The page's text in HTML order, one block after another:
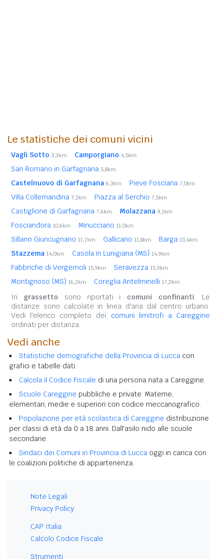
Le statistiche dei comuni vicini
Vagli Sotto 3,3km Camporgiano 4,5km
San Romano in Garfagnana 5,8km
Castelnuovo di Garfagnana 6,3km Pieve Fosciana 7,0km
Villa Collemandina 7,2km Piazza al Serchio 7,5km
Castiglione di Garfagnana 7,6km Molazzana 9,1km
Fosciandora 10,6km Minucciano 11,0km
Sillano Giuncugnano 11,7km Gallicano 11,8km Barga 13,4km
Stazzema 14,0km Casola in Lunigiana (MS) 14,9km
Fabbriche di Vergemoli 15,9km Seravezza 15,9km
Montignoso (MS) 16,2km Coreglia Antelminelli 17,2km
In grassetto sono riportati i comuni confinanti. Le
distanze sono calcolate in linea d'aria dal centro urbano.
Vedi l'elenco completo dei comuni limitrofi a Careggine
ordinati per distanza.
Vedi anche
Statistiche demografiche della Provincia di Lucca con
grafici e tabelle dati.
Calcola il Codice Fiscale di una persona nata a Careggine.
Scuole Careggine pubbliche e private. Materne,
elementari, medie e superiori con codice meccanografico.
Popolazione per età scolastica di Careggine distribuzione
per classi di età da 0 a 18 anni. Dall'asilo nido alle scuole
secondarie.
Sindaci dei Comuni in Provincia di Lucca oggi in carica con
le coalizioni politiche di appartenenza.
Note Legali
Privacy Policy
CAP Italia
Calcolo Codice Fiscale
Strumenti